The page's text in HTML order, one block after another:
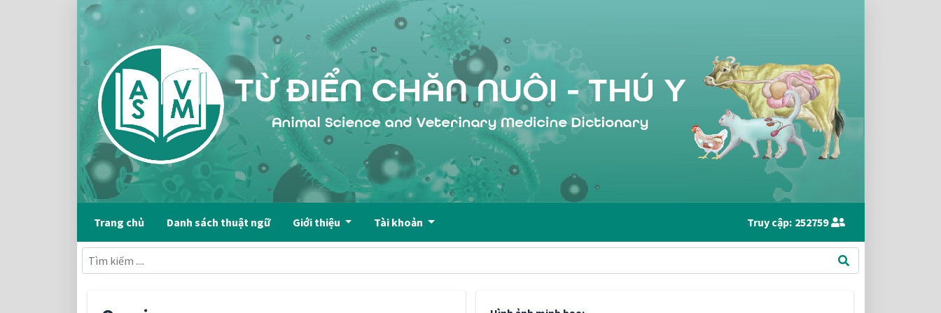
Trang chủ Danh sách thuật ngữ Giới thiệu Tài khoản Truy cập: 252759